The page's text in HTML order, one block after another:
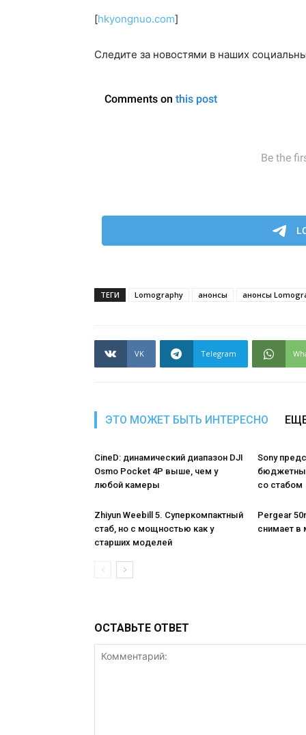
[hkyongnuo.com]
Следите за новостями в наших
ТЕГИ Lomography анонсы анонсы
VK Telegram
ЭТО МОЖЕТ БЫТЬ ИНТЕРЕСНО
CineD: динамический диапазон DJI
Osmo Pocket 4P выше, чем у
любой камеры
Sony
со стабом
Zhiyun Weebill 5. Cуперкомпактный
стаб, но с мощностью как у
старших моделей
Pergear
снимает в
ОСТАВЬТЕ ОТВЕТ